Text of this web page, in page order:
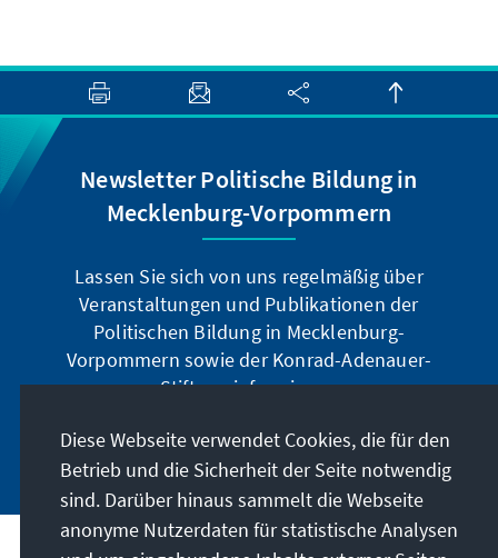
Newsletter Politische Bildung in
Mecklenburg-Vorpommern
Lassen Sie sich von uns regelmäßig über
Veranstaltungen und Publikationen der
Politischen Bildung in Mecklenburg-
Vorpommern sowie der Konrad-Adenauer-
Stiftung informieren.
Jetzt abonnieren
Diese Webseite verwendet Cookies, die für den
Betrieb und die Sicherheit der Seite notwendig
sind. Darüber hinaus sammelt die Webseite
anonyme Nutzerdaten für statistische Analysen